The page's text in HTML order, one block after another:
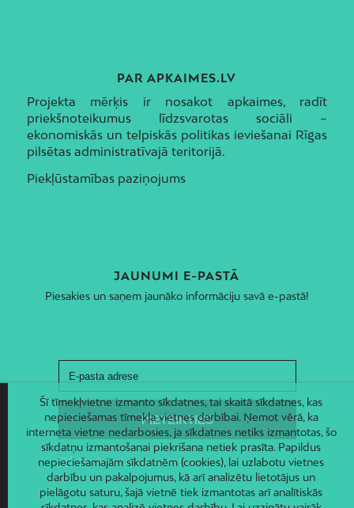
PAR APKAIMES.LV
Projekta mērķis ir nosakot apkaimes, radīt
priekšnoteikumus līdzsvarotas sociāli –
ekonomiskās un telpiskās politikas ieviešanai Rīgas
pilsētas administratīvajā teritorijā.
Piekļūstamības paziņojums
JAUNUMI E-PASTĀ
Piesakies un saņem jaunāko informāciju savā e-pastā!
Šī tīmekļvietne izmanto sīkdatnes, tai skaitā sīkdatnes, kas
nepieciešamas tīmekļa vietnes darbībai. Ņemot vērā, ka
interneta vietne nedarbosies, ja sīkdatnes netiks izmantotas, šo
sīkdatņu izmantošanai piekrišana netiek prasīta. Papildus
nepieciešamajām sīkdatnēm (cookies), lai uzlabotu vietnes
darbību un pakalpojumus, kā arī analizētu lietotājus un
pielāgotu saturu, šajā vietnē tiek izmantotas arī analītiskās